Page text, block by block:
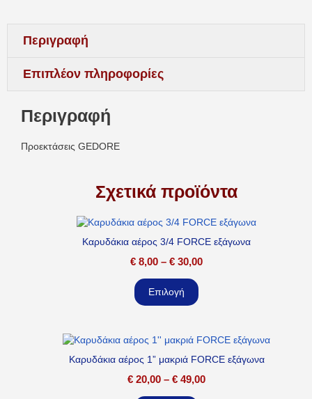
Περιγραφή
Επιπλέον πληροφορίες
Περιγραφή
Προεκτάσεις GEDORE
Σχετικά προϊόντα
Καρυδάκια αέρος 3/4 FORCE εξάγωνα
€ 8,00 – € 30,00
Επιλογή
Καρυδάκια αέρος 1” μακριά FORCE εξάγωνα
€ 20,00 – € 49,00